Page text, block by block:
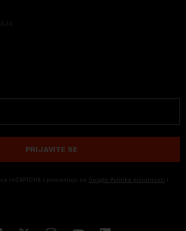
PRIJAVITE SE
reCAPTCHA i primenjuju se Google Politika privatnosti i